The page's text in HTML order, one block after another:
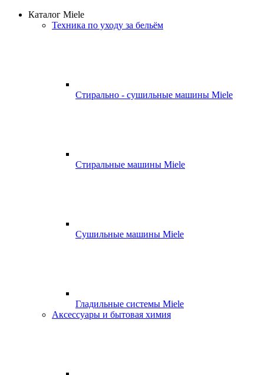
Каталог Miele
Техника по уходу за бельём
Стирально - сушильные машины Miele
Стиральные машины Miele
Сушильные машины Miele
Гладильные системы Miele
Аксессуары и бытовая химия